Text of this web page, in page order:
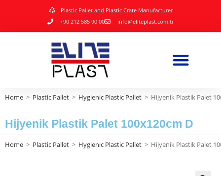
Plastic Pallet and Plastic Crate Manufacturer
+90 212 585 90 00
info@eliteplast.com.tr
Home > Plastic Pallet > Hygienic Plastic Pallet > Hijyenik Plastik Palet
Hijyenik Plastik Palet 100x120cm D
Home > Plastic Pallet > Hygienic Plastic Pallet > Hijyenik Plastik Palet